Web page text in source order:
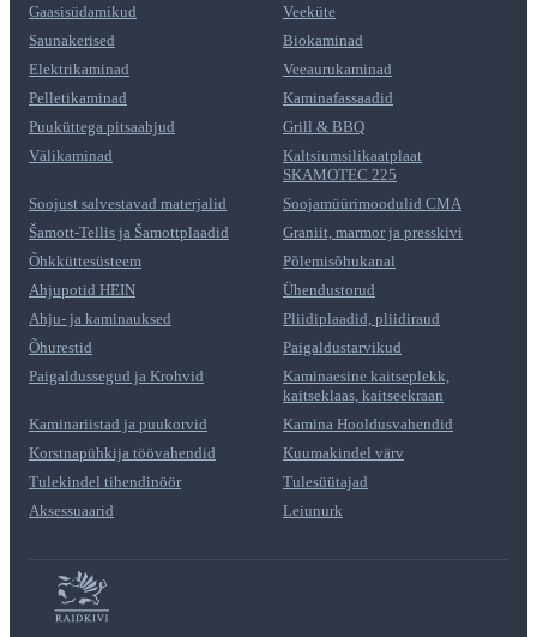
Gaasisüdamikud
Veeküte
Saunakerised
Biokaminad
Elektrikaminad
Veeaurukaminad
Pelletikaminad
Kaminafassaadid
Puuküttega pitsaahjud
Grill & BBQ
Välikaminad
Kaltsiumsilikaatplaat
SKAMOTEC 225
Soojust salvestavad materjalid
Soojamüürimoodulid CMA
Šamott-Tellis ja Šamottplaadid
Graniit, marmor ja presskivi
Õhkküttesüsteem
Põlemisõhukanal
Ahjupotid HEIN
Ühendustorud
Ahju- ja kaminauksed
Pliidiplaadid, pliidiraud
Õhurestid
Paigaldustarvikud
Paigaldussegud ja Krohvid
Kaminaesine kaitseplekk,
kaitseklaas, kaitseekraan
Kaminariistad ja puukorvid
Kamina Hooldusvahendid
Korstnapühkija töövahendid
Kuumakindel värv
Tulekindel tihendinöör
Tulesüütajad
Aksessuaarid
Leiunurk